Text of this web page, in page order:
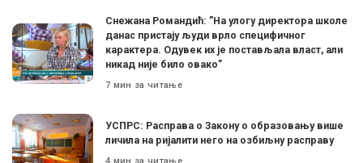
Снежана Романдић: ”На улогу директора школе
данас пристају људи врло специфичног
карактера. Одувек их је постављала власт, али
никад није било овако”
7 мин за читање
УСПРС: Расправа о Закону о образовању више
личила на ријалити него на озбиљну расправу
4 мин за читање